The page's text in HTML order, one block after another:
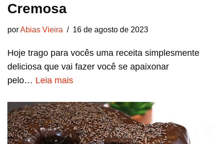
Cremosa
porAbias Vieira 16 de agosto de 2023
Hoje trago para vocês uma receita simplesmente
deliciosa que vai fazer você se apaixonar
pelo… Leia mais